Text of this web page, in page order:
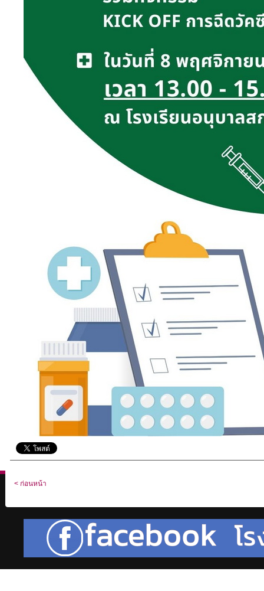
< ก่อนหน้า